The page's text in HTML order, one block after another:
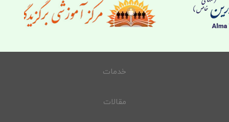
خدمات
مقالات